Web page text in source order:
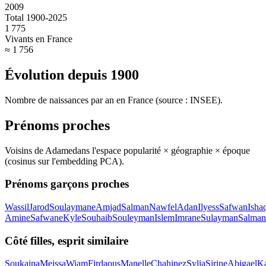
2009
Total 1900-2025
1 775
Vivants en France
≈ 1 756
Évolution depuis 1900
Nombre de naissances par an en France (source : INSEE).
Prénoms proches
Voisins de Adamedans l'espace popularité × géographie × époque
(cosinus sur l'embedding PCA).
Prénoms garçons proches
WassilJarodSoulaymaneAmjadSalmanNawfelAdanIlyessSafwan
AmineSafwaneKyleSouhaibSouleymanIslemImraneSulayman
Côté filles, esprit similaire
SoukainaMeissaWiamFirdaousManelleChahinezSyliaSirineAbigael